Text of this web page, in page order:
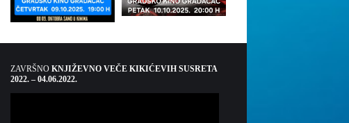
ZAVRŠNO KNJIŽEVNO VEČE KIKIĆEVIH SUSRETA
2022. – 04.06.2022.